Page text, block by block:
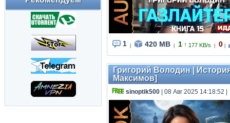
1 420 MB 1 ↑ 177 KB/s 0
Григорий Володин |
Максимов]
sinoptik500 | 08 Авг 2025 14:18:52